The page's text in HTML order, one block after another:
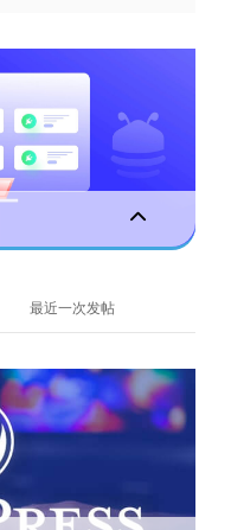
最近一次发帖